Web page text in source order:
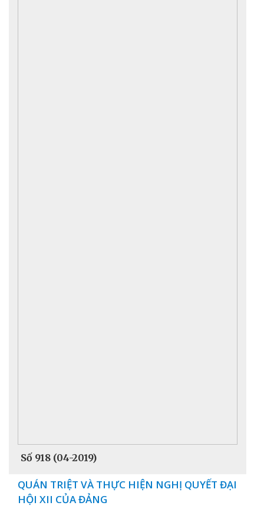
Số 918 (04-2019)
QUÁN TRIỆT VÀ THỰC HIỆN NGHỊ QUYẾT ĐẠI
HỘI XII CỦA ĐẢNG